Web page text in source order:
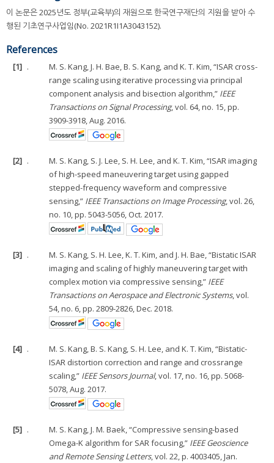
이 논문은 2025년도 정부(교육부)의 재원으로 한국연구재단의 지원을 받아 수
행된 기초연구사업임(No. 2021R1I1A3043152).
References
[1] .
M. S. Kang, J. H. Bae, B. S. Kang, and K. T. Kim, “ISAR cross-
range scaling using iterative processing via principal
component analysis and bisection algorithm,” IEEE
Transactions on Signal Processing, vol. 64, no. 15, pp.
3909-3918, Aug. 2016.
[2] .
M. S. Kang, S. J. Lee, S. H. Lee, and K. T. Kim, “ISAR imaging
of high-speed maneuvering target using gapped
stepped-frequency waveform and compressive
sensing,” IEEE Transactions on Image Processing, vol. 26,
no. 10, pp. 5043-5056, Oct. 2017.
[3] .
M. S. Kang, S. H. Lee, K. T. Kim, and J. H. Bae, “Bistatic ISAR
imaging and scaling of highly maneuvering target with
complex motion via compressive sensing,” IEEE
Transactions on Aerospace and Electronic Systems, vol.
54, no. 6, pp. 2809-2826, Dec. 2018.
[4] .
M. S. Kang, B. S. Kang, S. H. Lee, and K. T. Kim, “Bistatic-
ISAR distortion correction and range and crossrange
scaling,” IEEE Sensors Journal, vol. 17, no. 16, pp. 5068-
5078, Aug. 2017.
[5] .
M. S. Kang, J. M. Baek, “Compressive sensing-based
Omega-K algorithm for SAR focusing,” IEEE Geoscience
and Remote Sensing Letters, vol. 22, p. 4003405, Jan.